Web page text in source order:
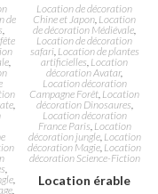
de
,
,
Location de décoration
Chine et Japon Location
de décoration Médiévale
Location de décoration
safari, Location de plantes
artificielles Location
décoration Avatar,
Location décoration
Campagne Forêt Location
décoration Dinosaures
Location décoration
France Paris Location
décoration jungle, Location
décoration Magie, Location
décoration Science-Fiction
Location érable